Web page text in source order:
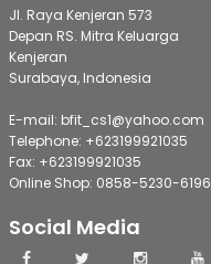
Jl. Raya Kenjeran 573
Depan RS. Mitra Keluarga
Kenjeran
Surabaya, Indonesia
E-mail: bfit_cs1@yahoo.com
Telephone: +623199921035
Fax: +623199921035
Online Shop: 0858-5230-6196
Social Media